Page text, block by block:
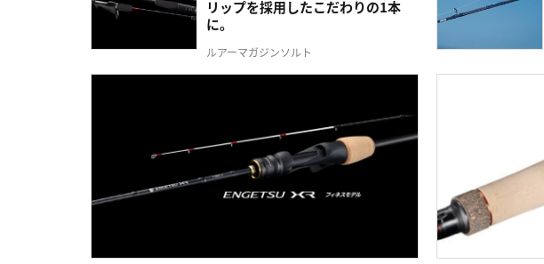
リップを採用したこだわりの1本
に。
ルアーマガジンソルト